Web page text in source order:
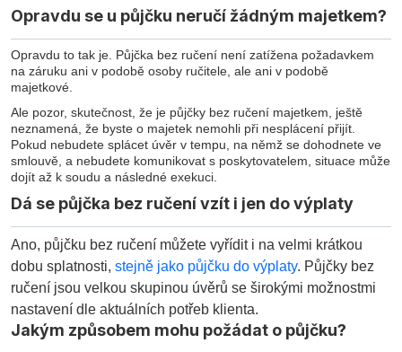
Opravdu se u půjčku neručí žádným majetkem?
Opravdu to tak je. Půjčka bez ručení není zatížena požadavkem
na záruku ani v podobě osoby ručitele, ale ani v podobě
majetkové.
Ale pozor, skutečnost, že je půjčky bez ručení majetkem, ještě
neznamená, že byste o majetek nemohli při nesplácení přijít.
Pokud nebudete splácet úvěr v tempu, na němž se dohodnete ve
smlouvě, a nebudete komunikovat s poskytovatelem, situace může
dojít až k soudu a následné exekuci.
Dá se půjčka bez ručení vzít i jen do výplaty
Ano, půjčku bez ručení můžete vyřídit i na velmi krátkou
dobu splatnosti, stejně jako půjčku do výplaty. Půjčky bez
ručení jsou velkou skupinou úvěrů se širokými možnostmi
nastavení dle aktuálních potřeb klienta.
Jakým způsobem mohu požádat o půjčku?